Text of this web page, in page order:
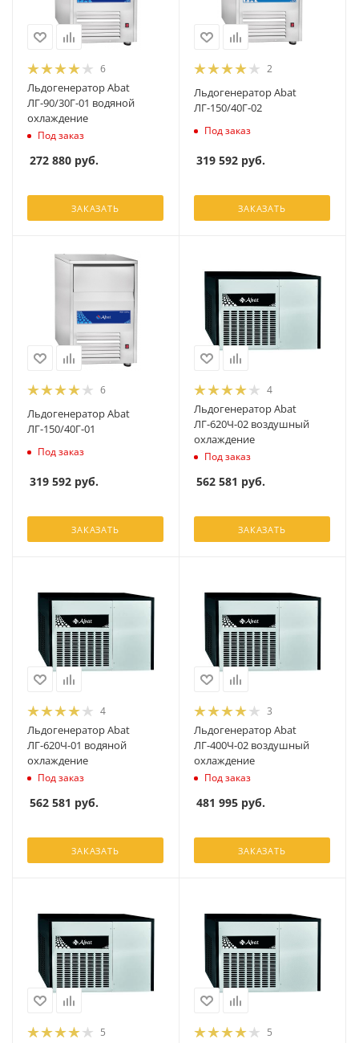
6
Льдогенератор Abat
ЛГ-90/30Г-01 водяной
охлаждение
Под заказ
272 880 руб.
ЗАКАЗАТЬ
2
Льдогенератор Abat
ЛГ-150/40Г-02
Под заказ
319 592 руб.
ЗАКАЗАТЬ
6
Льдогенератор Abat
ЛГ-150/40Г-01
Под заказ
319 592 руб.
ЗАКАЗАТЬ
4
Льдогенератор Abat
ЛГ-620Ч-02 воздушный
охлаждение
Под заказ
562 581 руб.
ЗАКАЗАТЬ
4
Льдогенератор Abat
ЛГ-620Ч-01 водяной
охлаждение
Под заказ
562 581 руб.
ЗАКАЗАТЬ
3
Льдогенератор Abat
ЛГ-400Ч-02 воздушный
охлаждение
Под заказ
481 995 руб.
ЗАКАЗАТЬ
5 5